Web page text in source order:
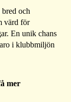
och
värd för
En unik chans
i klubbmiljön
mer